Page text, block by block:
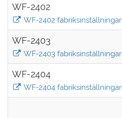
WF-2402
WF-2402 fabriksinställningar
WF-2403
WF-2403 fabriksinställningar
WF-2404
WF-2404 fabriksinställningar